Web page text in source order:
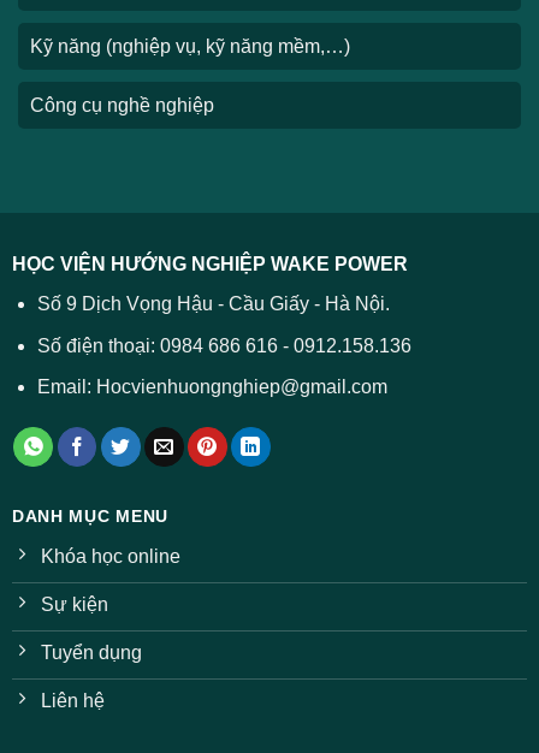
Kỹ năng (nghiệp vụ, kỹ năng mềm,…)
Công cụ nghề nghiệp
HỌC VIỆN HƯỚNG NGHIỆP WAKE POWER
Số 9 Dịch Vọng Hậu - Cầu Giấy - Hà Nội.
Số điện thoại: 0984 686 616 - 0912.158.136
Email: Hocvienhuongnghiep@gmail.com
DANH MỤC MENU
Khóa học online
Sự kiện
Tuyển dụng
Liên hệ